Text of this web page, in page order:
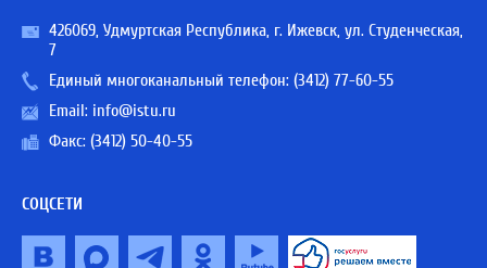
426069, Удмуртская Республика, г. Ижевск, ул. Студенческая,
7
Единый многоканальный телефон: (3412) 77-60-55
Email: info@istu.ru
Факс: (3412) 50-40-55
СОЦСЕТИ